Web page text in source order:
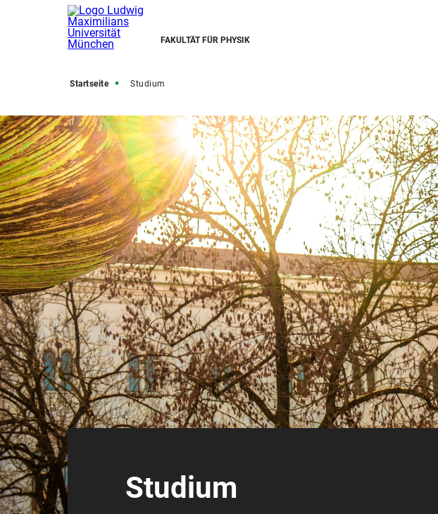
FAKULTÄT FÜR PHYSIK
Startseite Studium
Studium